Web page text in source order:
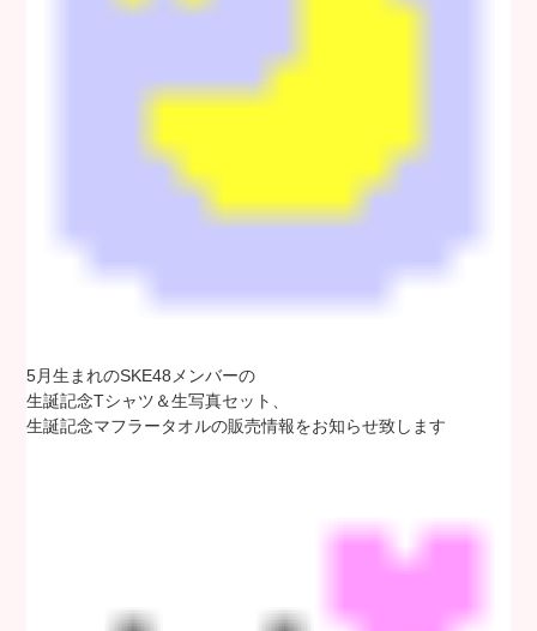
5月生まれのSKE48メンバーの
生誕記念Tシャツ＆生写真セット、
生誕記念マフラータオルの販売情報をお知らせ致します